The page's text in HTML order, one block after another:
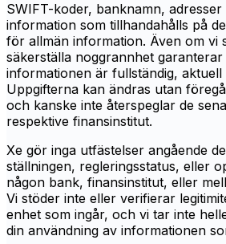
SWIFT-koder, banknamn,
information som tillhandahålls på
för allmän information. Även om vi
säkerställa noggrannhet garanterar
informationen är fullständig,
Uppgifterna kan ändras utan
och kanske inte återspeglar de
respektive finansinstitut.
Xe gör inga utfästelser angående
ställningen, regleringsstatus, eller
någon bank, finansinstitut, eller
Vi stöder inte eller verifierar
enhet som ingår, och vi tar inte
din användning av informationen